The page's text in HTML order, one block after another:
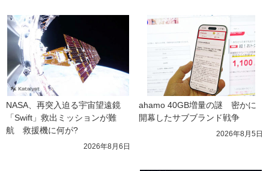
NASA、再突入迫る宇宙望遠鏡
「Swift」救出ミッションが難
航　救援機に何が?
2026年8月6日
ahamo 40GB増量の謎　密かに
開幕したサブブランド戦争
2026年8月5日